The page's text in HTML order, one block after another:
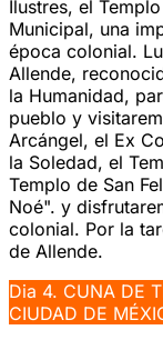
Ilustres, el
Municipal, una
época colonial.
Allende,
la Humanidad,
pueblo y
Arcángel, el Ex
la Soledad, el
Templo de San
Noé". y
colonial. Por la
de Allende.
Dia 4. CUNA DE
CIUDAD DE